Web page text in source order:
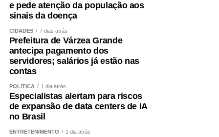
como medidas de transparência e acesso público a
dados orçamentários.
— Seria importante ter esse amparo em lei. O não acesso
aos dados termina inviabilizando o papel dos órgãos de
controle — registrou o diretor do TCU.
CMO
A CMO é um colegiado permanente do Congresso
Nacional, integrado por deputados e senadores.
e pede atenção da população aos
sinais da doença
CIDADES 7 dias atrás
Prefeitura de Várzea Grande
antecipa pagamento dos
servidores; salários já estão nas
contas
POLÍTICA 1 dia atrás
Especialistas alertam para riscos
de expansão de data centers de IA
no Brasil
ENTRETENIMENTO 1 dia atrás